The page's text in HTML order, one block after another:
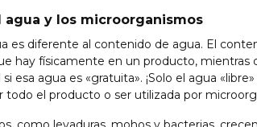
agua y los microorganismos
es diferente al contenido de agua. El
hay físicamente en un producto, mientras
esa agua es «gratuita». ¡Solo el agua
todo el producto o ser utilizada por